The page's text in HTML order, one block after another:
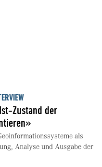
Zustand der
als
Analyse und Ausgabe der